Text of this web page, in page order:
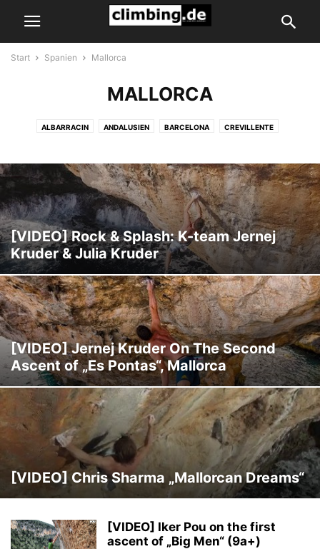
Start Spanien Mallorca
MALLORCA
ALBARRACIN ANDALUSIEN BARCELONA CREVILLENTE
LA PEDRIZA MALLORCA MARGALEF MONT-REBEI MONTSERRAT
OLIANA PERAMOLA PICOS DE EUROPA PICU URRIELLU RODELLAR
SAN MIGUEL DEL FAI SANTA LINYA SIURANA TENERIFFA
TERRADETS
[VIDEO] Rock & Splash: K-team Jernej
Kruder & Julia Kruder
[VIDEO] Jernej Kruder On The Second
Ascent of „Es Pontas“, Mallorca
[VIDEO] Chris Sharma „Mallorcan Dreams“
[VIDEO] Iker Pou on the first
ascent of „Big Men“ (9a+)